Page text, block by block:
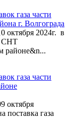
газа части
г. Волгограда
октября 2024г. в
СНТ
районе&n...
газа части
октября
поставка газа